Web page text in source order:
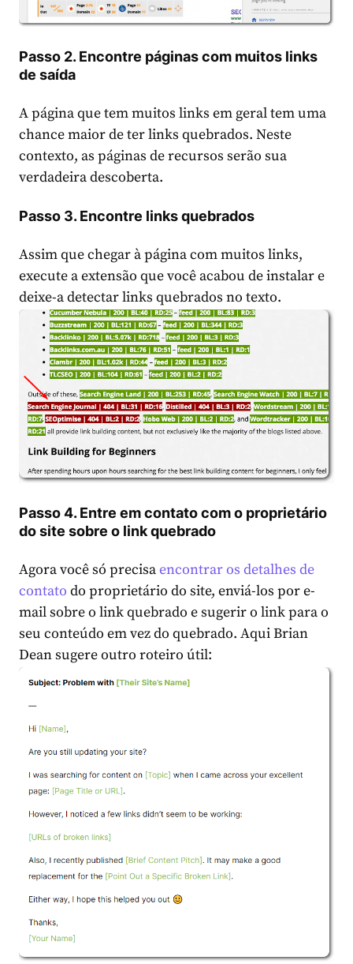
Passo 2. Encontre páginas com muitos links
de saída
A página que tem muitos links em geral tem uma
chance maior de ter links quebrados. Neste
contexto, as páginas de recursos serão sua
verdadeira descoberta.
Passo 3. Encontre links quebrados
Assim que chegar à página com muitos links,
execute a extensão que você acabou de instalar e
deixe-a detectar links quebrados no texto.
Passo 4. Entre em contato com o proprietário
do site sobre o link quebrado
Agora você só precisaencontrar os detalhes de
contato do proprietário do site, enviá-los por e-
mail sobre o link quebrado e sugerir o link para o
seu conteúdo em vez do quebrado. Aqui Brian
Dean sugere outro roteiro útil: